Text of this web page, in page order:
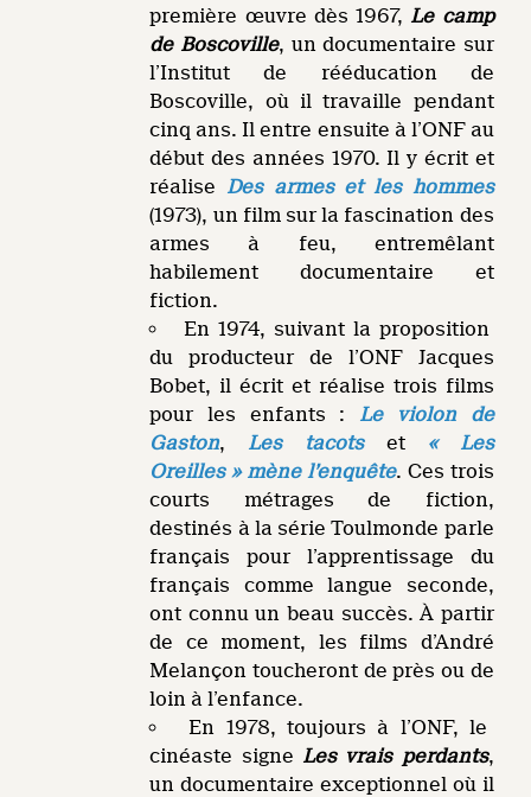
première œuvre dès 1967, Le camp
de Boscoville, un documentaire sur
l’Institut de rééducation de
Boscoville, où il travaille pendant
cinq ans. Il entre ensuite à l’ONF au
début des années 1970. Il y écrit et
réalise Des armes et les hommes
(1973), un film sur la fascination des
armes à feu, entremêlant
habilement documentaire et
fiction.
En 1974, suivant la proposition
du producteur de l’ONF Jacques
Bobet, il écrit et réalise trois films
pour les enfants : Le violon de
Gaston, Les tacotset « Les
Oreilles » mène l’enquête. Ces trois
courts métrages de fiction,
destinés à la série Toulmonde parle
français pour l’apprentissage du
français comme langue seconde,
ont connu un beau succès. À partir
de ce moment, les films d’André
Melançon toucheront de près ou de
loin à l’enfance.
En 1978, toujours à l’ONF, le
cinéaste signe Les vrais perdants,
un documentaire exceptionnel où il